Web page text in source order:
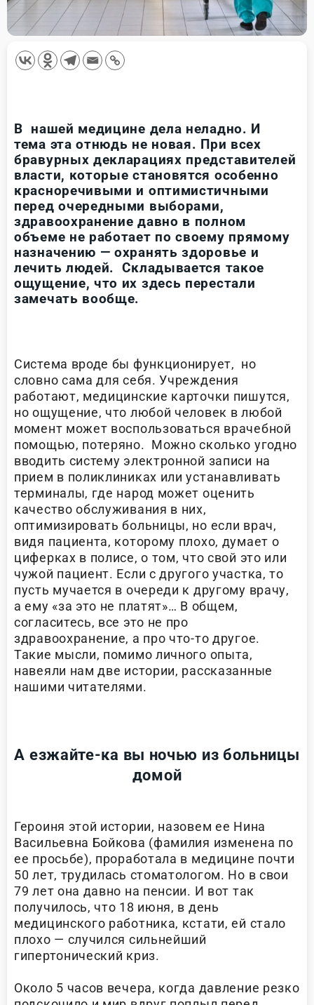
В нашей медицине дела неладно. И
тема эта отнюдь не новая. При всех
бравурных декларациях представителей
власти, которые становятся особенно
красноречивыми и оптимистичными
перед очередными выборами,
здравоохранение давно в полном
объеме не работает по своему прямому
назначению — охранять здоровье и
лечить людей. Складывается такое
ощущение, что их здесь перестали
замечать вообще.
Система вроде бы функционирует, но
словно сама для себя. Учреждения
работают, медицинские карточки пишутся,
но ощущение, что любой человек в любой
момент может воспользоваться врачебной
помощью, потеряно. Можно сколько угодно
вводить систему электронной записи на
прием в поликлиниках или устанавливать
терминалы, где народ может оценить
качество обслуживания в них,
оптимизировать больницы, но если врач,
видя пациента, которому плохо, думает о
циферках в полисе, о том, что свой это или
чужой пациент. Если с другого участка, то
пусть мучается в очереди к другому врачу,
а ему «за это не платят»… В общем,
согласитесь, все это не про
здравоохранение, а про что-то другое.
Такие мысли, помимо личного опыта,
навеяли нам две истории, рассказанные
нашими читателями.
А езжайте-ка вы ночью из больницы
домой
Героиня этой истории, назовем ее Нина
Васильевна Бойкова (фамилия изменена по
ее просьбе), проработала в медицине почти
50 лет, трудилась стоматологом. Но в свои
79 лет она давно на пенсии. И вот так
получилось, что 18 июня, в день
медицинского работника, кстати, ей стало
плохо — случился сильнейший
гипертонический криз.
Около 5 часов вечера, когда давление резко